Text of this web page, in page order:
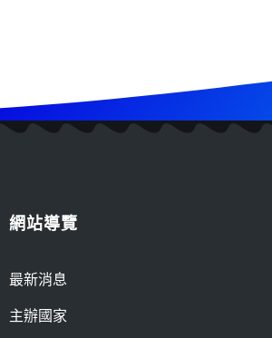
網站導覽
最新消息
主辦國家